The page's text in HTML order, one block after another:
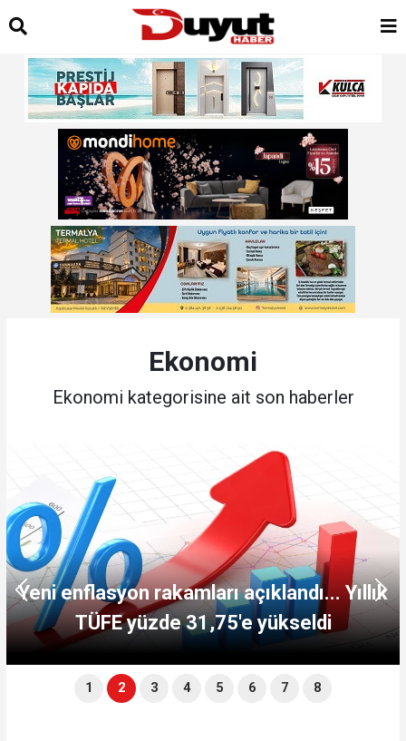
Ekonomi
Ekonomi kategorisine ait son haberler
Yeni enflasyon rakamları açıklandı... Yıllık
TÜFE yüzde 31,75'e yükseldi
1 2 3 4 5 6 7 8